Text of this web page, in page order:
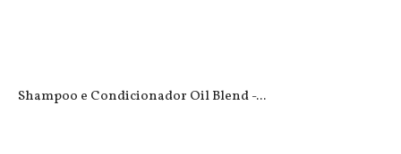
Shampoo e Condicionador Oil Blend -...